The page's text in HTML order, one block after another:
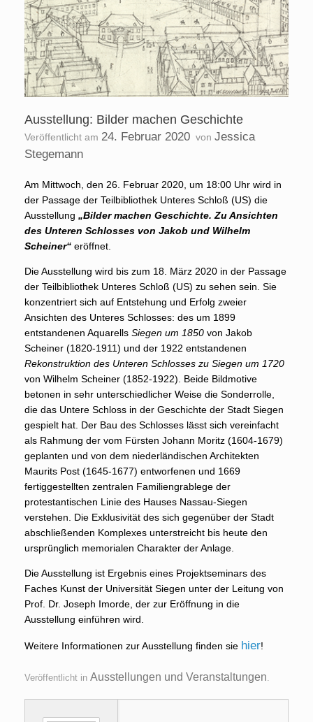
Ausstellung: Bilder machen Geschichte
Veröffentlicht am 24. Februar 2020 von Jessica
Stegemann
Am Mittwoch, den 26. Februar 2020, um 18:00 Uhr wird in
der Passage der Teilbibliothek Unteres Schloß (US) die
Ausstellung „Bilder machen Geschichte. Zu Ansichten
des Unteren Schlosses von Jakob und Wilhelm
Scheiner“ eröffnet.
Die Ausstellung wird bis zum 18. März 2020 in der Passage
der Teilbibliothek Unteres Schloß (US) zu sehen sein. Sie
konzentriert sich auf Entstehung und Erfolg zweier
Ansichten des Unteres Schlosses: des um 1899
entstandenen Aquarells Siegen um 1850 von Jakob
Scheiner (1820-1911) und der 1922 entstandenen
Rekonstruktion des Unteren Schlosses zu Siegen um 1720
von Wilhelm Scheiner (1852-1922). Beide Bildmotive
betonen in sehr unterschiedlicher Weise die Sonderrolle,
die das Untere Schloss in der Geschichte der Stadt Siegen
gespielt hat. Der Bau des Schlosses lässt sich vereinfacht
als Rahmung der vom Fürsten Johann Moritz (1604-1679)
geplanten und von dem niederländischen Architekten
Maurits Post (1645-1677) entworfenen und 1669
fertiggestellten zentralen Familiengrablege der
protestantischen Linie des Hauses Nassau-Siegen
verstehen. Die Exklusivität des sich gegenüber der Stadt
abschließenden Komplexes unterstreicht bis heute den
ursprünglich memorialen Charakter der Anlage.
Die Ausstellung ist Ergebnis eines Projektseminars des
Faches Kunst der Universität Siegen unter der Leitung von
Prof. Dr. Joseph Imorde, der zur Eröffnung in die
Ausstellung einführen wird.
Weitere Informationen zur Ausstellung finden sie hier!
Veröffentlicht in Ausstellungen und Veranstaltungen